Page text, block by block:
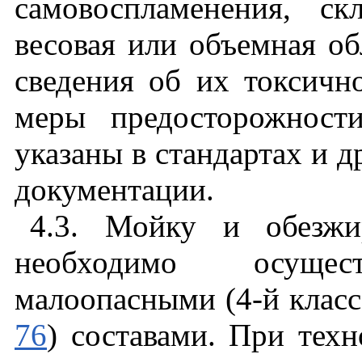
самовоспламенения,
весовая или объемная
сведения об их
меры
указаны в стандартах и
документации.
4.3. Мойку и
необходимо
малоопасными (4-й
76) составами. При